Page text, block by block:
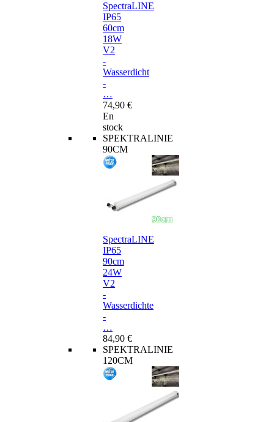
SpectraLINE
IP65
60cm
18W
V2
-
Wasserdicht
-
…
74,90 €
En
stock
SPEKTRALINIE
90CM
SpectraLINE
IP65
90cm
24W
V2
-
Wasserdichte
-
…
84,90 €
SPEKTRALINIE
120CM